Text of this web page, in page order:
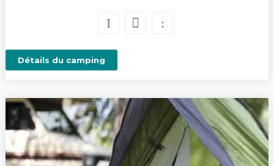
Détails du camping